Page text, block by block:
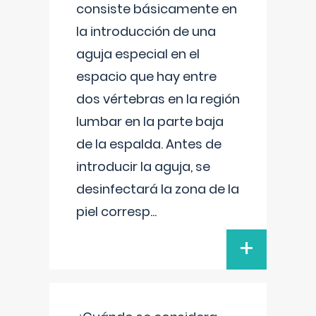
consiste básicamente en
la introducción de una
aguja especial en el
espacio que hay entre
dos vértebras en la región
lumbar en la parte baja
de la espalda. Antes de
introducir la aguja, se
desinfectará la zona de la
piel corresp...
+